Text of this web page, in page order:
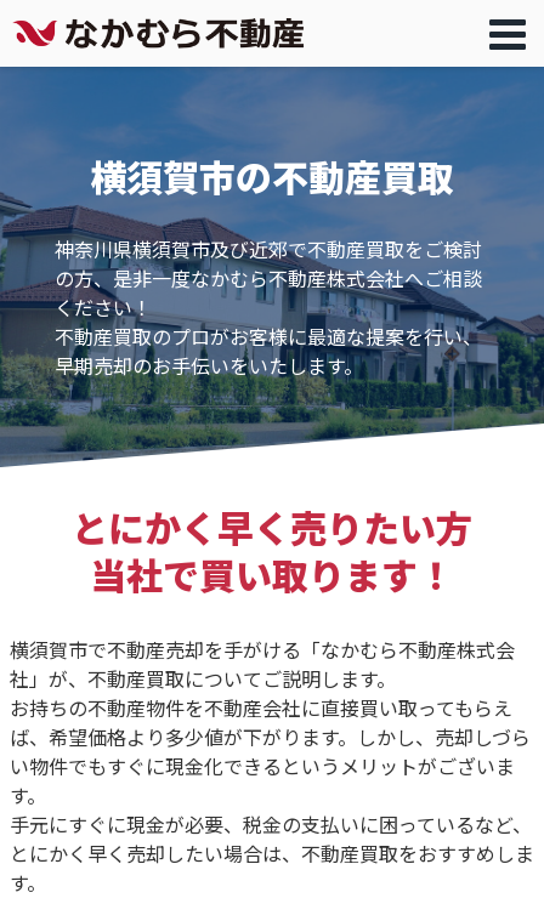
横須賀市の不動産買取
神奈川県横須賀市及び近郊で不動産買取をご検討
の方、是非一度なかむら不動産株式会社へご相談
ください！
不動産買取のプロがお客様に最適な提案を行い、
早期売却のお手伝いをいたします。
とにかく早く売りたい方
当社で買い取ります！
横須賀市で不動産売却を手がける「なかむら不動産株式会
社」が、不動産買取についてご説明します。
お持ちの不動産物件を不動産会社に直接買い取ってもらえ
ば、希望価格より多少値が下がります。しかし、売却しづら
い物件でもすぐに現金化できるというメリットがございま
す。
手元にすぐに現金が必要、税金の支払いに困っているなど、
とにかく早く売却したい場合は、不動産買取をおすすめしま
す。